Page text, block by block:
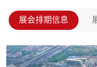
展会排期信息